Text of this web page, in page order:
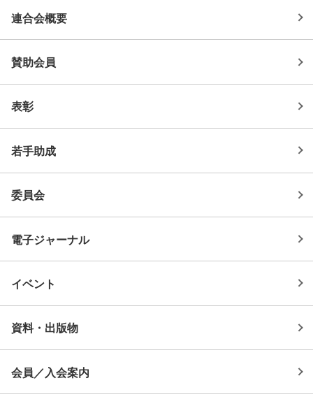
連合会概要
賛助会員
表彰
若手助成
委員会
電子ジャーナル
イベント
資料・出版物
会員／入会案内